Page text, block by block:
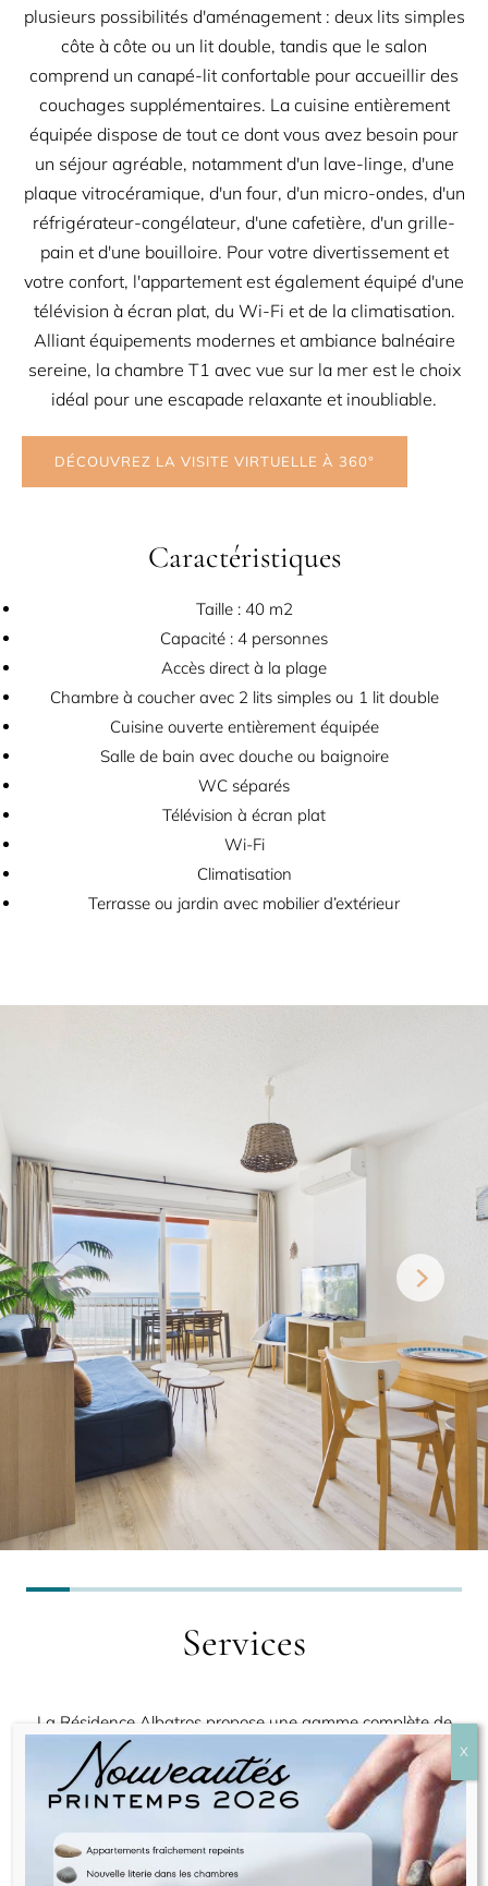
plusieurs possibilités d'aménagement : deux lits simples
côte à côte ou un lit double, tandis que le salon
comprend un canapé-lit confortable pour accueillir des
couchages supplémentaires. La cuisine entièrement
équipée dispose de tout ce dont vous avez besoin pour
un séjour agréable, notamment d'un lave-linge, d'une
plaque vitrocéramique, d'un four, d'un micro-ondes, d'un
réfrigérateur-congélateur, d'une cafetière, d'un grille-
pain et d'une bouilloire. Pour votre divertissement et
votre confort, l'appartement est également équipé d'une
télévision à écran plat, du Wi-Fi et de la climatisation.
Alliant équipements modernes et ambiance balnéaire
sereine, la chambre T1 avec vue sur la mer est le choix
idéal pour une escapade relaxante et inoubliable.
DÉCOUVREZ LA VISITE VIRTUELLE À 360°
Caractéristiques
Taille : 40 m2
Capacité : 4 personnes
Accès direct à la plage
Chambre à coucher avec 2 lits simples ou 1 lit double
Cuisine ouverte entièrement équipée
Salle de bain avec douche ou baignoire
WC séparés
Télévision à écran plat
Wi-Fi
Climatisation
Terrasse ou jardin avec mobilier d’extérieur
Services
La Résidence Albatros propose une gamme complète de
services pour améliorer le confort des clients, y compris le
ménage, la restauration sur place et la location pratique de
chaises de plage et de parasols. Des équipements
supplémentaires sont disponibles pour vous assurer un
séjour fluide et relaxant.